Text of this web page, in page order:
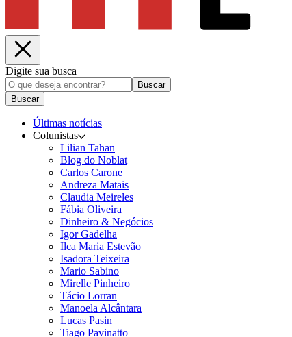
Digite sua busca
Buscar
Buscar
Últimas notícias
Colunistas
Lilian Tahan
Blog do Noblat
Carlos Carone
Andreza Matais
Claudia Meireles
Fábia Oliveira
Dinheiro & Negócios
Igor Gadelha
Ilca Maria Estevão
Isadora Teixeira
Mario Sabino
Mirelle Pinheiro
Tácio Lorran
Manoela Alcântara
Lucas Pasin
Tiago Pavinatto